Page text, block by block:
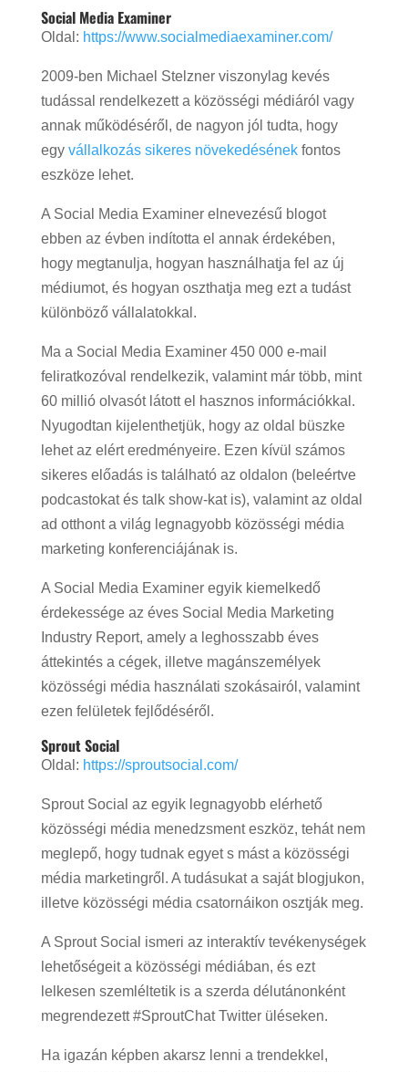
Social Media Examiner
Oldal: https://www.socialmediaexaminer.com/
2009-ben Michael Stelzner viszonylag kevés
tudással rendelkezett a közösségi médiáról vagy
annak működéséről, de nagyon jól tudta, hogy
egy vállalkozás sikeres növekedésénekfontos
eszköze lehet.
A Social Media Examiner elnevezésű blogot
ebben az évben indította el annak érdekében,
hogy megtanulja, hogyan használhatja fel az új
médiumot, és hogyan oszthatja meg ezt a tudást
különböző vállalatokkal.
Ma a Social Media Examiner 450 000 e-mail
feliratkozóval rendelkezik, valamint már több, mint
60 millió olvasót látott el hasznos információkkal.
Nyugodtan kijelenthetjük, hogy az oldal büszke
lehet az elért eredményeire. Ezen kívül számos
sikeres előadás is található az oldalon (beleértve
podcastokat és talk show-kat is), valamint az oldal
ad otthont a világ legnagyobb közösségi média
marketing konferenciájának is.
A Social Media Examiner egyik kiemelkedő
érdekessége az éves Social Media Marketing
Industry Report, amely a leghosszabb éves
áttekintés a cégek, illetve magánszemélyek
közösségi média használati szokásairól, valamint
ezen felületek fejlődéséről.
Sprout Social
Oldal: https://sproutsocial.com/
Sprout Social az egyik legnagyobb elérhető
közösségi média menedzsment eszköz, tehát nem
meglepő, hogy tudnak egyet s mást a közösségi
média marketingről. A tudásukat a saját blogjukon,
illetve közösségi média csatornáikon osztják meg.
A Sprout Social ismeri az interaktív tevékenységek
lehetőségeit a közösségi médiában, és ezt
lelkesen szemléltetik is a szerda délutánonként
megrendezett #SproutChat Twitter üléseken.
Ha igazán képben akarsz lenni a trendekkel,